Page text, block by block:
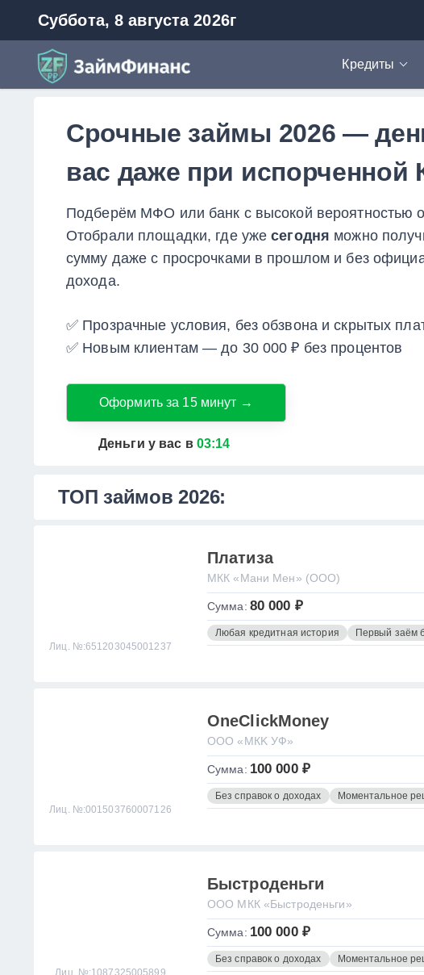
Суббота, 8 августа 2026г
Кредиты
Автокредиты
Кредитный
Срочные займы 2026 —
вас даже при испорченной
Подберём МФО или банк с высокой вероятностью
Отобрали площадки, где ужесегодня можно
сумму даже с просрочками в прошлом и без
дохода.
✅ Прозрачные условия, без обзвона и скрытых
✅ Новым клиентам — до 30 000 ₽ без процентов
Оформить за 15 минут →
Деньги у вас в 03:14
ТОП займов 2026:
Лиц. №:651203045001237
Платиза
МКК «Мани Мен» (ООО)
Сумма: 80 000 ₽
Любая кредитная история Первый заём
Лиц. №:001503760007126
OneClickMoney
ООО «МКK УФ»
Сумма: 100 000 ₽
Без справок о доходах Моментальное
Быстроденьги
ООО МКК «Быстроденьги»
Сумма: 100 000 ₽
Без справок о доходах Моментальное